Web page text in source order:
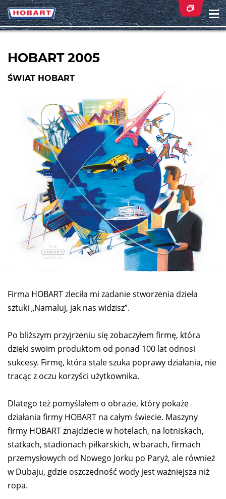
HOBART 2005
ŚWIAT HOBART
Firma HOBART zleciła mi zadanie stworzenia dzieła
sztuki „Namaluj, jak nas widzisz”.
Po bliższym przyjrzeniu się zobaczyłem firmę, która
dzięki swoim produktom od ponad 100 lat odnosi
sukcesy. Firmę, która stale szuka poprawy działania, nie
tracąc z oczu korzyści użytkownika.
Dlatego też pomyślałem o obrazie, który pokaże
działania firmy HOBART na całym świecie. Maszyny
firmy HOBART znajdziecie w hotelach, na lotniskach,
statkach, stadionach piłkarskich, w barach, firmach
przemysłowych od Nowego Jorku po Paryż, ale również
w Dubaju, gdzie oszczędność wody jest ważniejsza niż
ropa.